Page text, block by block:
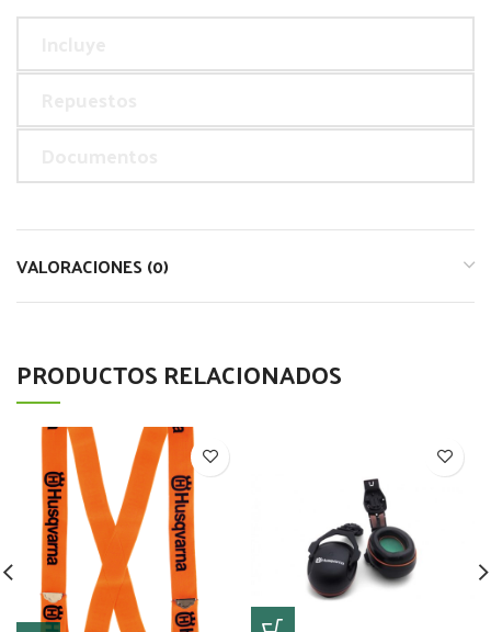
VALORACIONES (0)
PRODUCTOS RELACIONADOS